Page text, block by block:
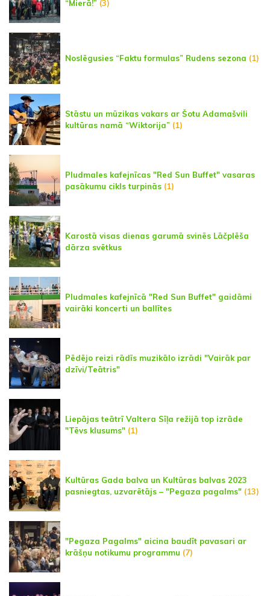
“Mierā!” (3)
Noslēgusies “Faktu formulas” Rudens sezona (1)
Stāstu un mūzikas vakars ar Šotu Adamašvili
kultūras namā “Wiktorija” (1)
Pludmales kafejnīcas "Red Sun Buffet" vasaras
pasākumu cikls turpinās (1)
Karostā visas dienas garumā svinēs Lāčplēša
dārza svētkus
Pludmales kafejnīcā "Red Sun Buffet" gaidāmi
vairāki koncerti un ballītes
Pēdējo reizi rādīs muzikālo izrādi "Vairāk par
dzīvi/Teātris"
Liepājas teātrī Valtera Sīļa režijā top izrāde
"Tēvs klusums" (1)
Kultūras Gada balva un Kultūras balvas 2023
pasniegtas, uzvarētājs – "Pegaza pagalms" (13)
"Pegaza Pagalms" aicina baudīt pavasari ar
krāšņu notikumu programmu (7)